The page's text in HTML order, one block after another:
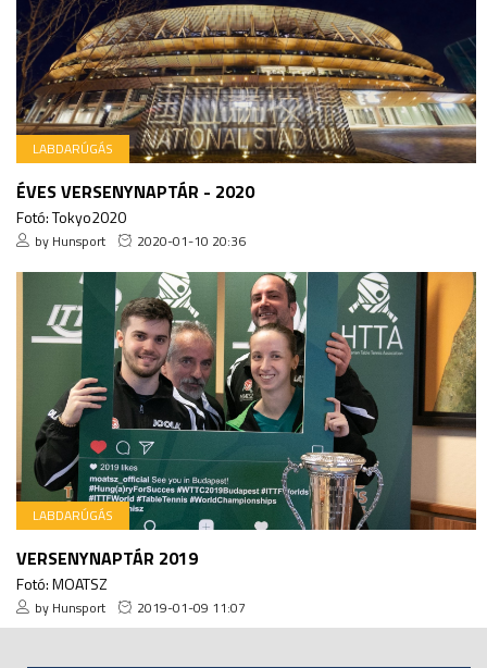
LABDARÚGÁS
ÉVES VERSENYNAPTÁR - 2020
Fotó: Tokyo2020
by Hunsport 2020-01-10 20:36
LABDARÚGÁS
VERSENYNAPTÁR 2019
Fotó: MOATSZ
by Hunsport 2019-01-09 11:07